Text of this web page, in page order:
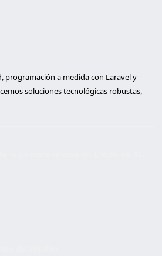
programación a medida con Laravel y
soluciones tecnológicas robustas,